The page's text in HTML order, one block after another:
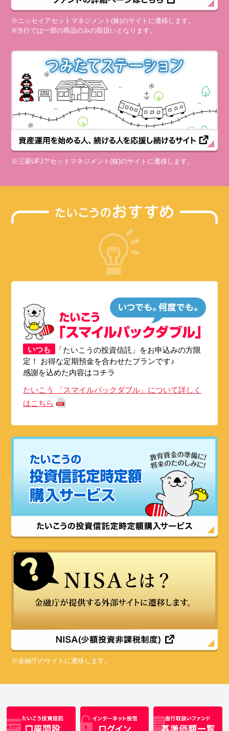
※ニッセイアセットマネジメント(株)のサイトに遷移します。
※当行では一部の商品のみの取扱いとなります。
※三菱UFJアセットマネジメント(株)のサイトに遷移します。
いつも
「たいこうの投資信託」をお申込みの方限
定！ お得な定期預金を合わせたプランです♪
感謝を込めた内容はコチラ
たいこう 「スマイルパックダブル」について詳しく
はこちら
※金融庁のサイトに遷移します。